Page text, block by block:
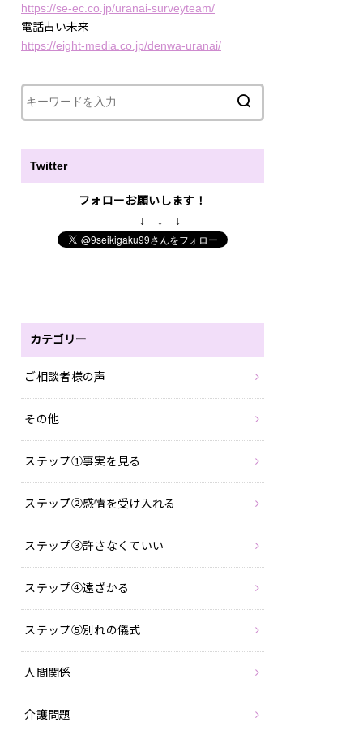
https://se-ec.co.jp/uranai-surveyteam/
電話占い未来
https://eight-media.co.jp/denwa-uranai/
Twitter
フォローお願いします！
↓
↓ ↓
カテゴリー
ご相談者様の声
その他
ステップ①事実を見る
ステップ②感情を受け入れる
ステップ③許さなくていい
ステップ④遠ざかる
ステップ⑤別れの儀式
人間関係
介護問題